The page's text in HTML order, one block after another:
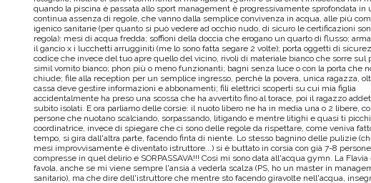
quando la piscina è passata allo sport management è progressivamente sprofondata in
continua assenza di regole, che vanno dalla semplice convivenza in acqua, alle più
igenico sanitarie (per quanto si può vedere ad occhio nudo, di sicuro le certificazioni
regola): mesi di acqua fredda; soffioni della doccia che erogano un quarto di flusso;
il gancio x i lucchetti arrugginiti (me lo sono fatta segare 2 volte); porta oggetti di
codice che invece del tuo apre quello del vicino, rivoli di materiale bianco che sorre sul
simil vomito bianco; phon più o meno funzionanti; bagni senza luce o con la porta che
chiude; file alla reception per un semplice ingresso, perchè la povera, unica ragazza,
cassa deve gestire informazioni e abbonamenti; fili elettrici scoperti su cui mia figlia
accidentalmente ha preso una scossa che ha avvertito fino al torace, poi il ragazzo
subito isolati. E ora parliamo delle corsie: il nuoto libero ne ha in media una o 2 libere,
persone che nuotano scalciando, sorpassando, litigando e mentre litighi e quasi ti
coordinatrice, invece di spiegare che ci sono delle regole da rispettare, come veniva
tempo, si gira dall'altra parte, facendo finta di niente. Lo stesso bagnino delle pulizie
mesi improvvisamente è diventato istruttore...) si è buttato in corsia con già 7-8 persone
compresse in quel delirio e SORPASSAVA!!! Così mi sono data all'acqua gymn. La Flavia
favola, anche se mi viene sempre l'ansia a vederla scalza (PS, ho un master in
sanitario), ma che dire dell'istruttore che mentre sto facendo giravolte nell'acqua,